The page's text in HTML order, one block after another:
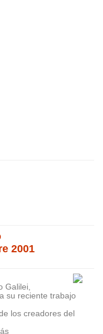
2001
Galilei,
su reciente trabajo
los creadores del